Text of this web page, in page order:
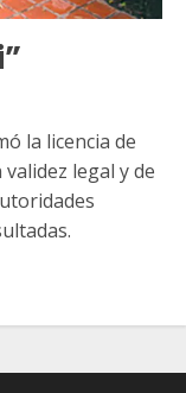
la licencia de
legal y de